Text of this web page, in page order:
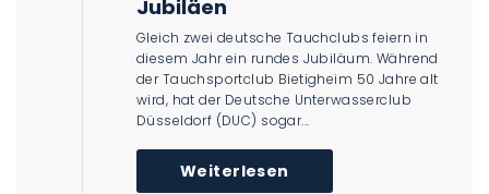
Jubiläen
Gleich zwei deutsche Tauchclubs feiern in
diesem Jahr ein rundes Jubiläum. Während
der Tauchsportclub Bietigheim 50 Jahre alt
wird, hat der Deutsche Unterwasserclub
Düsseldorf (DUC) sogar...
Weiterlesen